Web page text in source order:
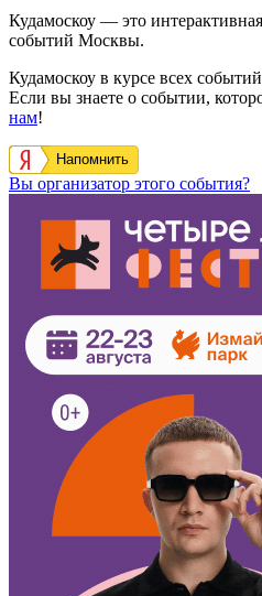
Кудамоскоу — это
событий Москвы.
Кудамоскоу в курсе всех
Если вы знаете о событии,
нам!
Напомнить
Вы организатор этого события?